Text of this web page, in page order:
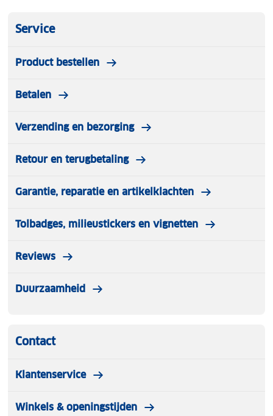
Service
Product bestellen
Betalen
Verzending en bezorging
Retour en terugbetaling
Garantie, reparatie en artikelklachten
Tolbadges, milieustickers en vignetten
Reviews
Duurzaamheid
Contact
Klantenservice
Winkels & openingstijden